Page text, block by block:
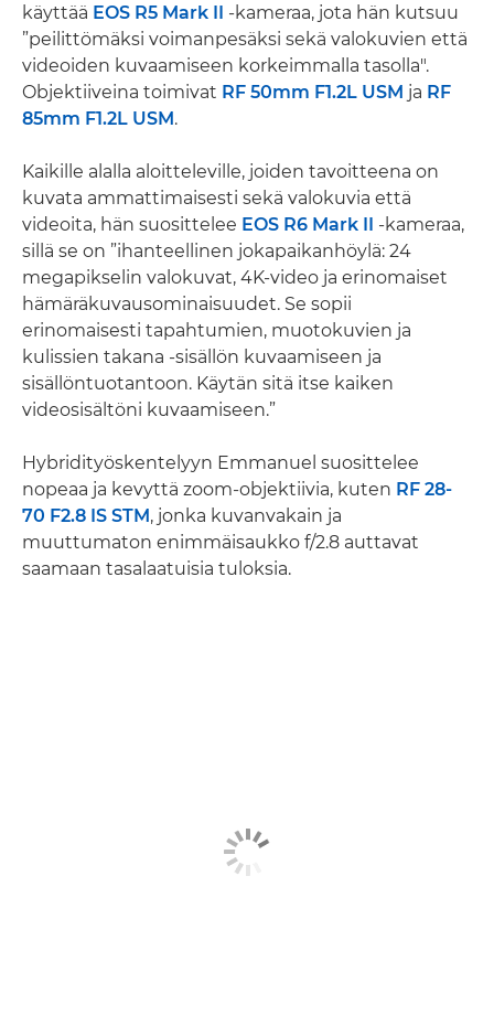
käyttää EOS R5 Mark II -kameraa, jota hän kutsuu
”peilittömäksi voimanpesäksi sekä valokuvien että
videoiden kuvaamiseen korkeimmalla tasolla".
Objektiiveina toimivat RF 50mm F1.2L USM ja RF
85mm F1.2L USM.
Kaikille alalla aloitteleville, joiden tavoitteena on
kuvata ammattimaisesti sekä valokuvia että
videoita, hän suosittelee EOS R6 Mark II -kameraa,
sillä se on ”ihanteellinen jokapaikanhöylä: 24
megapikselin valokuvat, 4K-video ja erinomaiset
hämäräkuvausominaisuudet. Se sopii
erinomaisesti tapahtumien, muotokuvien ja
kulissien takana -sisällön kuvaamiseen ja
sisällöntuotantoon. Käytän sitä itse kaiken
videosisältöni kuvaamiseen.”
Hybridityöskentelyyn Emmanuel suosittelee
nopeaa ja kevyttä zoom-objektiivia, kuten RF 28-
70 F2.8 IS STM, jonka kuvanvakain ja
muuttumaton enimmäisaukko f/2.8 auttavat
saamaan tasalaatuisia tuloksia.